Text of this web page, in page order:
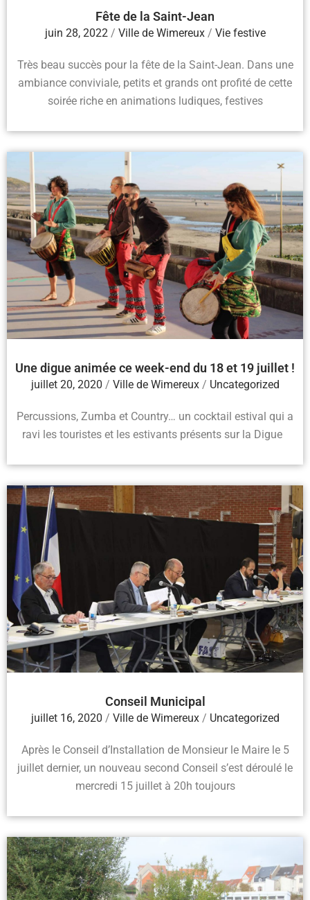
Fête de la Saint-Jean
juin 28, 2022 / Ville de Wimereux / Vie festive
Très beau succès pour la fête de la Saint-Jean. Dans une
ambiance conviviale, petits et grands ont profité de cette
soirée riche en animations ludiques, festives
Une digue animée ce week-end du 18 et 19 juillet !
juillet 20, 2020 / Ville de Wimereux / Uncategorized
Percussions, Zumba et Country… un cocktail estival qui a
ravi les touristes et les estivants présents sur la Digue
Conseil Municipal
juillet 16, 2020 / Ville de Wimereux / Uncategorized
Après le Conseil d’Installation de Monsieur le Maire le 5
juillet dernier, un nouveau second Conseil s’est déroulé le
mercredi 15 juillet à 20h toujours